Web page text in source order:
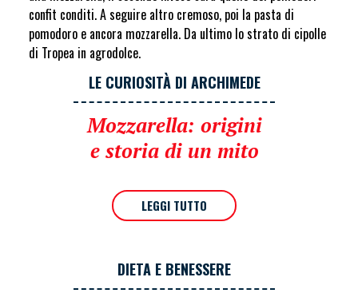
confit conditi. A seguire altro cremoso, poi la pasta di
pomodoro e ancora mozzarella. Da ultimo lo strato di cipolle
di Tropea in agrodolce.
LE CURIOSITÀ DI ARCHIMEDE
Mozzarella: origini
e storia di un mito
LEGGI TUTTO
DIETA E BENESSERE